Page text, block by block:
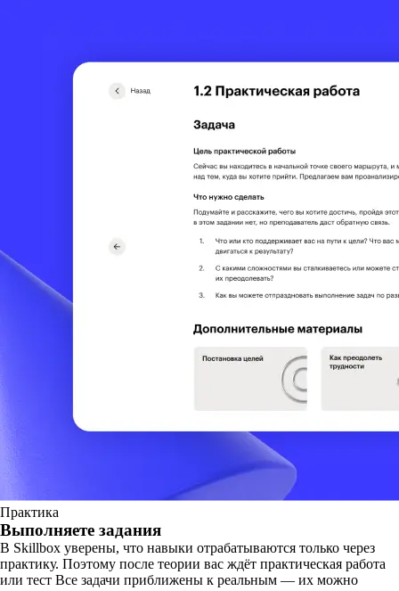
Практика
Выполняете задания
В Skillbox уверены, что навыки отрабатываются только через
практику. Поэтому после теории вас ждёт практическая работа
или тест Все задачи приближены к реальным — их можно